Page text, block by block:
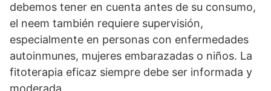
debemos tener en cuenta antes de su consumo,
el neem también requiere supervisión,
especialmente en personas con enfermedades
autoinmunes, mujeres embarazadas o niños. La
fitoterapia eficaz siempre debe ser informada y
moderada.